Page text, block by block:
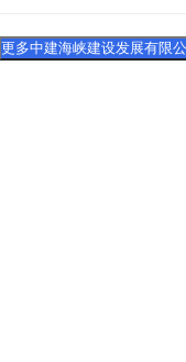
更多中建海峡建设发展有限